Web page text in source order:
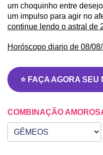
um choquinho entre
um impulso para agir no
continue lendo o astral de
Horóscopo diario de 08/
⭐ FAÇA AGORA
COMBINAÇÃO
Seu signo
Signo da outra pessoa